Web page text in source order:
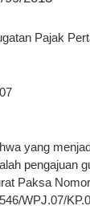
Pajak
yang
pengajuan
Paksa
WPJ.07/